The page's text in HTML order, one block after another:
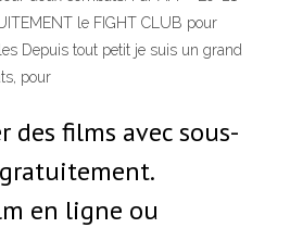
le FIGHT CLUB pour
Depuis tout petit je suis un grand
pour
des films avec sous-
en ligne ou